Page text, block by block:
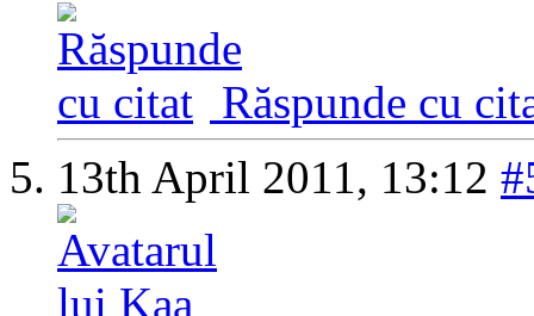
Răspunde cu
13th April 2011, 13:12